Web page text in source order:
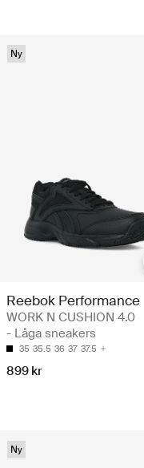
Ny
Reebok Performance
WORK N CUSHION 4.0
- Låga sneakers
35 35.5 36 37 37.5
899 kr
Ny